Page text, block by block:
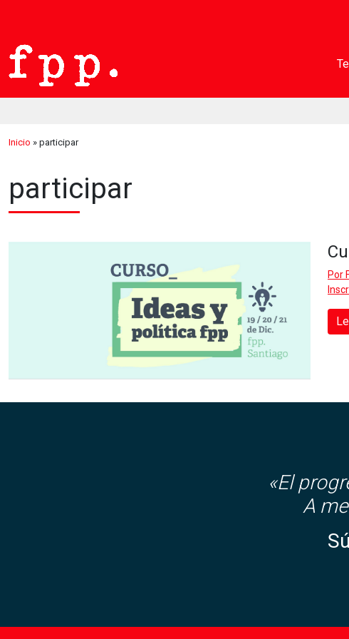
Inicio » participar
participar
Por
«El
A